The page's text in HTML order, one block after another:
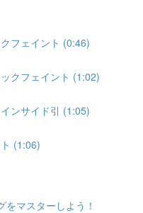
フェイント (0:46)
クフェイント (1:02)
ンサイド引 (1:05)
(1:06)
マスターしよう！